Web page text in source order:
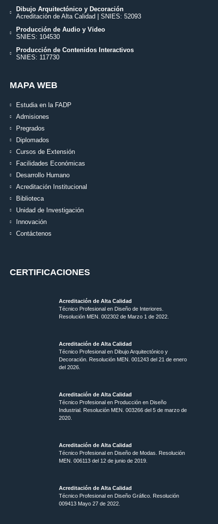
Dibujo Arquitectónico y Decoración
Acreditación de Alta Calidad | SNIES: 52093
Producción de Audio y Video
SNIES: 104530
Producción de Contenidos Interactivos
SNIES: 117730
MAPA WEB
Estudia en la FADP
Admisiones
Pregrados
Diplomados
Cursos de Extensión
Facilidades Económicas
Desarrollo Humano
Acreditación Institucional
Biblioteca
Unidad de Investigación
Innovación
Contáctenos
CERTIFICACIONES
Acreditación de Alta Calidad
Técnico Profesional en Diseño de Interiores.
Resolución MEN. 002302 de Marzo 1 de 2022.
Acreditación de Alta Calidad
Técnico Profesional en Dibujo Arquitectónico y
Decoración. Resolución MEN. 001243 del 21 de enero
del 2026.
Acreditación de Alta Calidad
Técnico Profesional en Producción en Diseño
Industrial. Resolución MEN. 003266 del 5 de marzo de
2020.
Acreditación de Alta Calidad
Técnico Profesional en Diseño de Modas. Resolución
MEN. 006113 del 12 de junio de 2019.
Acreditación de Alta Calidad
Técnico Profesional en Diseño Gráfico. Resolución
009413 Mayo 27 de 2022.